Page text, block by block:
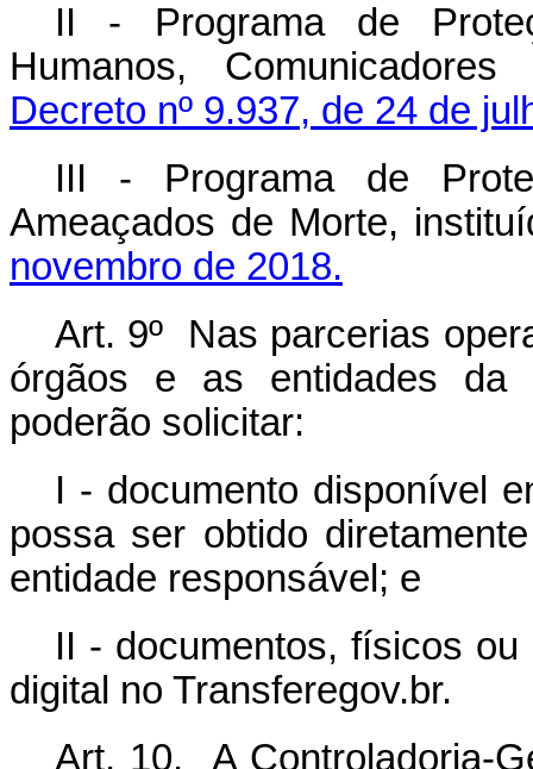
II - Programa de
Humanos,
Decreto nº 9.937, de 24 de
III - Programa de
Ameaçados de Morte,
novembro de 2018.
Art. 9º Nas parcerias
órgãos e as entidades da
poderão solicitar:
I - documento disponível
possa ser obtido
entidade responsável; e
II - documentos, físicos
digital no Transferegov.br.
Art. 10. A Controladoria-